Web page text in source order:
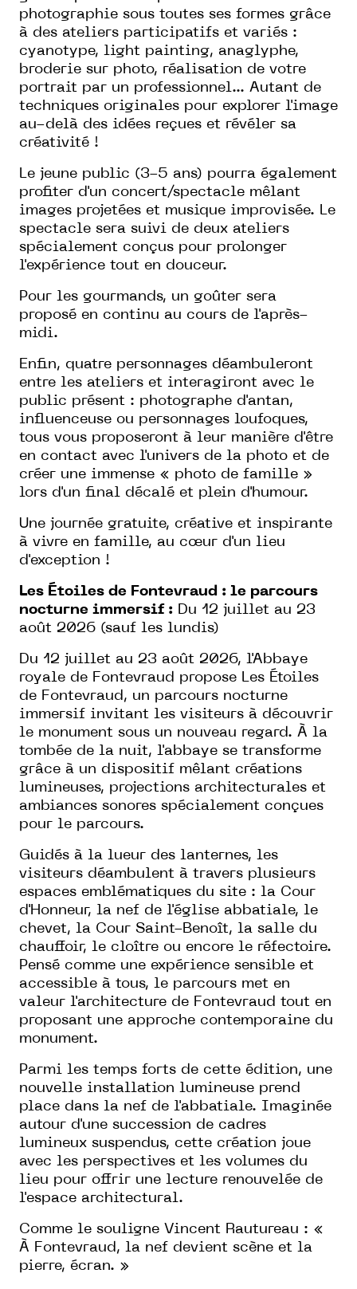
photographie sous toutes ses formes grâce
à des ateliers participatifs et variés :
cyanotype, light painting, anaglyphe,
broderie sur photo, réalisation de votre
portrait par un professionnel... Autant de
techniques originales pour explorer l'image
au-delà des idées reçues et révéler sa
créativité !
Le jeune public (3-5 ans) pourra également
profiter d'un concert/spectacle mêlant
images projetées et musique improvisée. Le
spectacle sera suivi de deux ateliers
spécialement conçus pour prolonger
l'expérience tout en douceur.
Pour les gourmands, un goûter sera
proposé en continu au cours de l'après-
midi.
Enfin, quatre personnages déambuleront
entre les ateliers et interagiront avec le
public présent : photographe d'antan,
influenceuse ou personnages loufoques,
tous vous proposeront à leur manière d'être
en contact avec l'univers de la photo et de
créer une immense « photo de famille »
lors d'un final décalé et plein d'humour.
Une journée gratuite, créative et inspirante
à vivre en famille, au cœur d'un lieu
d'exception !
Les Étoiles de Fontevraud : le parcours
nocturne immersif : Du 12 juillet au 23
août 2026 (sauf les lundis)
Du 12 juillet au 23 août 2026, l'Abbaye
royale de Fontevraud propose Les Étoiles
de Fontevraud, un parcours nocturne
immersif invitant les visiteurs à découvrir
le monument sous un nouveau regard. À la
tombée de la nuit, l'abbaye se transforme
grâce à un dispositif mêlant créations
lumineuses, projections architecturales et
ambiances sonores spécialement conçues
pour le parcours.
Guidés à la lueur des lanternes, les
visiteurs déambulent à travers plusieurs
espaces emblématiques du site : la Cour
d'Honneur, la nef de l'église abbatiale, le
chevet, la Cour Saint-Benoît, la salle du
chauffoir, le cloître ou encore le réfectoire.
Pensé comme une expérience sensible et
accessible à tous, le parcours met en
valeur l'architecture de Fontevraud tout en
proposant une approche contemporaine du
monument.
Parmi les temps forts de cette édition, une
nouvelle installation lumineuse prend
place dans la nef de l'abbatiale. Imaginée
autour d'une succession de cadres
lumineux suspendus, cette création joue
avec les perspectives et les volumes du
lieu pour offrir une lecture renouvelée de
l'espace architectural.
Comme le souligne Vincent Rautureau : «
À Fontevraud, la nef devient scène et la
pierre, écran. »